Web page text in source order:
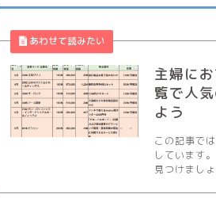
主婦に
覧で人
よう
この記事で
しています
見つけまし